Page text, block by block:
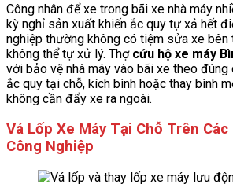
Công nhân để xe trong bãi xe nhà máy
kỳ nghỉ sản xuất khiến ắc quy tự xả hết
nghiệp thường không có tiệm sửa xe bên
không thể tự xử lý. Thợ cứu hộ xe máy
với bảo vệ nhà máy vào bãi xe theo
ắc quy tại chỗ, kích bình hoặc thay bình
không cần đẩy xe ra ngoài.
Vá Lốp Xe Máy Tại Chỗ Trên
Công Nghiệp